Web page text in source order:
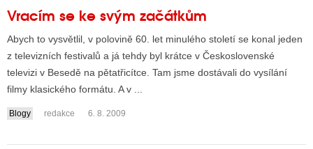
Vracím se ke svým začátkům
Abych to vysvětlil, v polovině 60. let minulého století se konal jeden
z televizních festivalů a já tehdy byl krátce v Československé
televizi v Besedě na pětatřicítce. Tam jsme dostávali do vysílání
filmy klasického formátu. A v ...
Blogy redakce 6. 8. 2009